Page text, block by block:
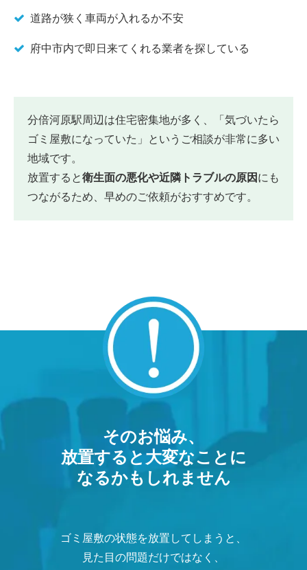
道路が狭く車両が入れるか不安
府中市内で即日来てくれる業者を探している
分倍河原駅周辺は住宅密集地が多く、「気づいたら
ゴミ屋敷になっていた」というご相談が非常に多い
地域です。
放置すると衛生面の悪化や近隣トラブルの原因 にも
つながるため、早めのご依頼がおすすめです。
そのお悩み、
放置すると大変なことに
なるかもしれません
ゴミ屋敷の状態を放置してしまうと、
見た目の問題だけではなく、